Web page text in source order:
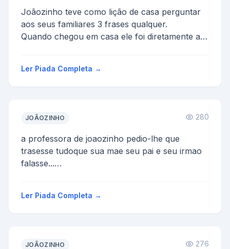
Joãozinho teve como lição de casa perguntar
aos seus familiares 3 frases qualquer.
Quando chegou em casa ele foi diretamente ao
Ler Piada Completa →
JOÃOZINHO 280
a professora de joaozinho pedio-lhe que
trasesse tudoque sua mae seu pai e seu irmao
falasse...
Ler Piada Completa →
JOÃOZINHO 276